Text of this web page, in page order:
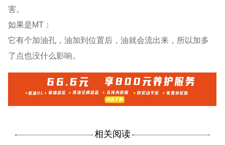
害。
如果是MT：
它有个加油孔，油加到位置后，油就会流出来，所以加多
了点也没什么影响。
相关阅读